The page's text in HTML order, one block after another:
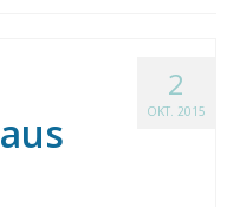
2
OKT. 2015